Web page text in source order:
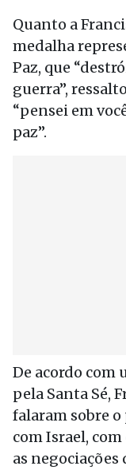
Quanto a
medalha
Paz, que
guerra”,
“pensei em
paz”.
De acordo com
pela Santa Sé,
falaram sobre o
com Israel,
as negociações